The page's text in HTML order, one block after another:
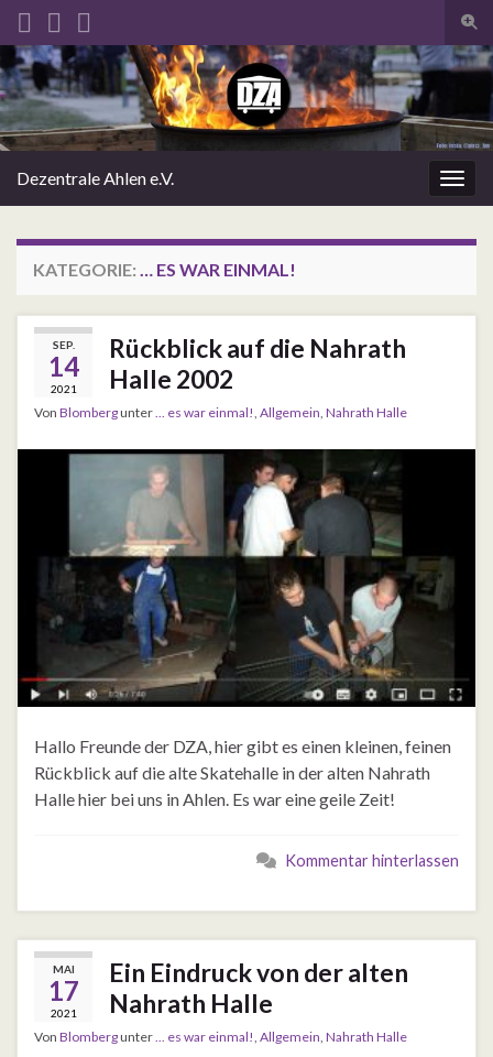
Search for:
Dezentrale Ahlen e.V.
KATEGORIE: … ES WAR EINMAL!
SEP.
14
2021
Rückblick auf die Nahrath
Halle 2002
Von Blombergunter ... es war einmal! Allgemein Nahrath Halle
Hallo Freunde der DZA, hier gibt es einen kleinen, feinen
Rückblick auf die alte Skatehalle in der alten Nahrath
Halle hier bei uns in Ahlen. Es war eine geile Zeit!
Kommentar hinterlassen
MAI
17
2021
Ein Eindruck von der alten
Nahrath Halle
Von Blombergunter ... es war einmal! Allgemein Nahrath Halle